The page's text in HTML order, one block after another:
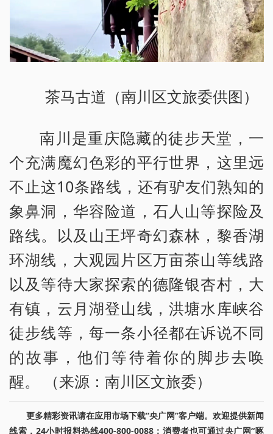
茶马古道（南川区文旅委供图）
南川是重庆隐藏的徒步天堂，一
个充满魔幻色彩的平行世界，这里远
不止这10条路线，还有驴友们熟知的
象鼻洞，华容险道，石人山等探险及
路线。以及山王坪奇幻森林，黎香湖
环湖线，大观园片区万亩茶山等线路
以及等待大家探索的德隆银杏村，大
有镇，云月湖登山线，洪塘水库峡谷
徒步线等，每一条小径都在诉说不同
的故事，他们等待着你的脚步去唤
醒。 （来源：南川区文旅委）
更多精彩资讯请在应用市场下载“央广网”客户端。欢迎提供新闻
线索，24小时报料热线400-800-0088；消费者也可通过央广网“啄